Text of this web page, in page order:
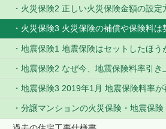
火災保険2 正しい火災保険金額の設定
火災保険3 火災保険の補償や保険料は
地震保険1 地震保険はセットしたほう
地震保険2 なぜ今、地震保険料率引き
地震保険3 2019年1月 地震保険料率が
分譲マンションの火災保険・地震保